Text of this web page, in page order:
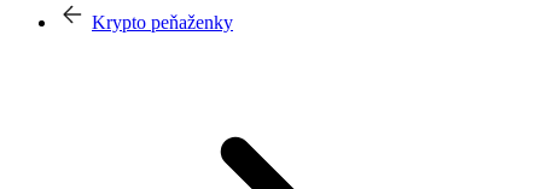
Krypto peňaženky